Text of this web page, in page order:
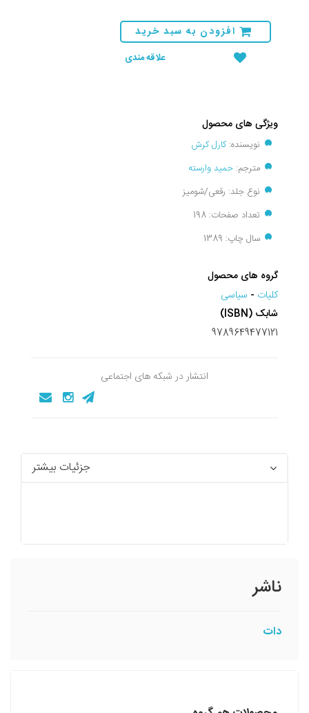
افزودن به سبد خرید
علاقه مندی
ویژگی های محصول
نویسنده:کارل کرش
مترجم: حمید وارسته
نوع جلد: رقعی/شومیز
تعداد صفحات: 198
سال چاپ: 1389
گروه های محصول
کليات - سیاسی
شابک (ISBN)
9789649477121
انتشار در شبکه های اجتماعی
جزئیات بیشتر
ناشر
دات